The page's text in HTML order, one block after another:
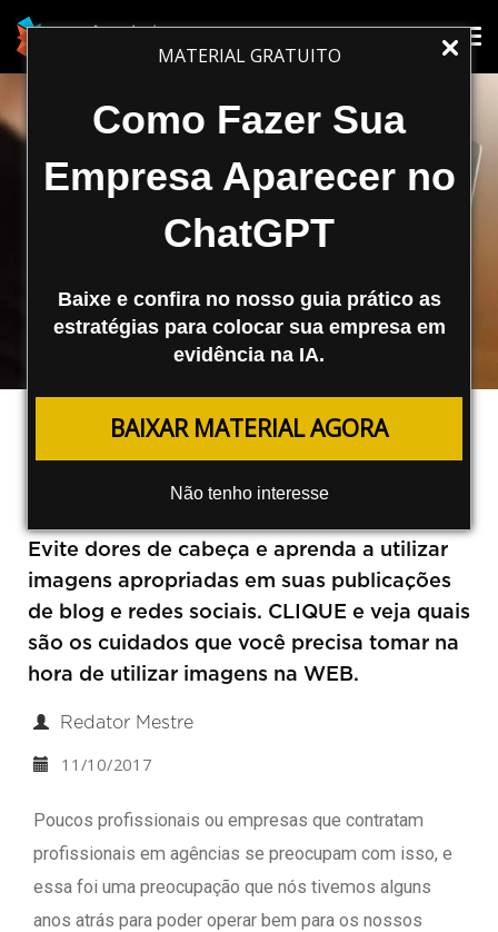
MATERIAL GRATUITO
Como Fazer Sua
Empresa Aparecer no
ChatGPT
Baixe e confira no nosso guia prático as
estratégias para colocar sua empresa em
evidência na IA.
BAIXAR MATERIAL AGORA
Não tenho interesse
Cuidados Com o Uso de Imagens
Evite dores de cabeça e aprenda a utilizar
imagens apropriadas em suas publicações
de blog e redes sociais. CLIQUE e veja quais
são os cuidados que você precisa tomar na
hora de utilizar imagens na WEB.
Redator Mestre
11/10/2017
Poucos profissionais ou empresas que contratam
profissionais em agências se preocupam com isso, e
essa foi uma preocupação que nós tivemos alguns
anos atrás para poder operar bem para os nossos